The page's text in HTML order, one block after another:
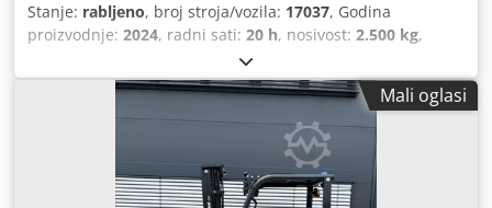
Stanje: rabljeno, broj stroja/vozila: 17037, Godina
proizvodnje: 2024, radni sati: 20 h, nosivost: 2.500 kg,
, slobodno dizanje:
težište tereta:500 mm, vrsta goriva:električni, vrsta
, građevinska visina:2.180 mm, napon
, duljina vilica: 1.200 mm, veličina prednje
, veličina stražnje gume:18X7-8
, ukupna
3.552 kg, 5141046 Serijski broj: FBA47-4880-01823
Cedpfx Absy Hau Ijwjha Podaci o bateriji: 48 V, 600 Ah,
Mali oglasi